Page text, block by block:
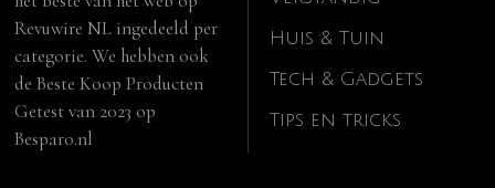
Revuwire NL ingedeeld per
categorie. We hebben ook
deBeste Koop Producten
Getest van 2023 op
Besparo.nl
Huis & Tuin
Tech & Gadgets
Tips en tricks